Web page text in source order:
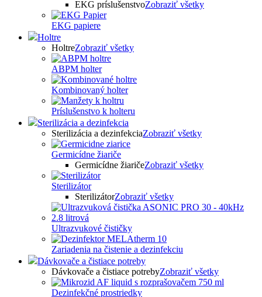
EKG príslušenstvoZobraziť všetky
EKG papiere
Holtre
HoltreZobraziť všetky
ABPM holter
Kombinovaný holter
Príslušenstvo k holteru
Sterilizácia a dezinfekcia
Sterilizácia a dezinfekciaZobraziť všetky
Germicídne žiariče
Germicídne žiaričeZobraziť všetky
Sterilizátor
SterilizátorZobraziť všetky
Ultrazvukové čističky
Zariadenia na čistenie a dezinfekciu
Dávkovače a čistiace potreby
Dávkovače a čistiace potrebyZobraziť všetky
Dezinfekčné prostriedky